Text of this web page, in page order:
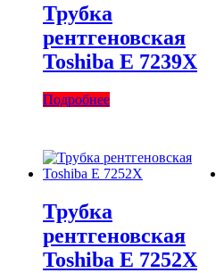
Трубка
рентгеновская
Toshiba Е 7239Х
Подробнее
Трубка
рентгеновская
Toshiba Е 7252Х